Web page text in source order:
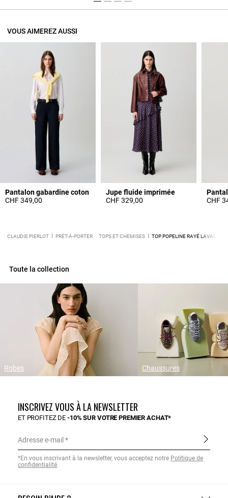
VOUS AIMEREZ AUSSI
Pantalon gabardine coton
CHF 349,00
Jupe fluide imprimée
CHF 329,00
CHF
CLAUDIE PIERLOT PRÊT-À-PORTER TOPS ET CHEMISES TOP POPELINE RAYÉ
Toute la collection
Robes Chaussures
INSCRIVEZ VOUS À LA NEWSLETTER
ET PROFITEZ DE-10% SUR VOTRE PREMIER ACHAT*
Adresse e-mail
*En vous inscrivant à la newsletter, vous acceptez notre Politique de
confidentialité.